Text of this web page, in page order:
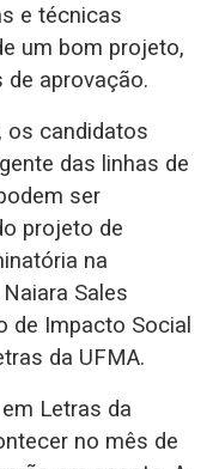
e técnicas
um bom projeto,
aprovação.
os candidatos
das linhas de
ser
projeto de
na
Sales
de Impacto Social
da UFMA.
Letras da
no mês de